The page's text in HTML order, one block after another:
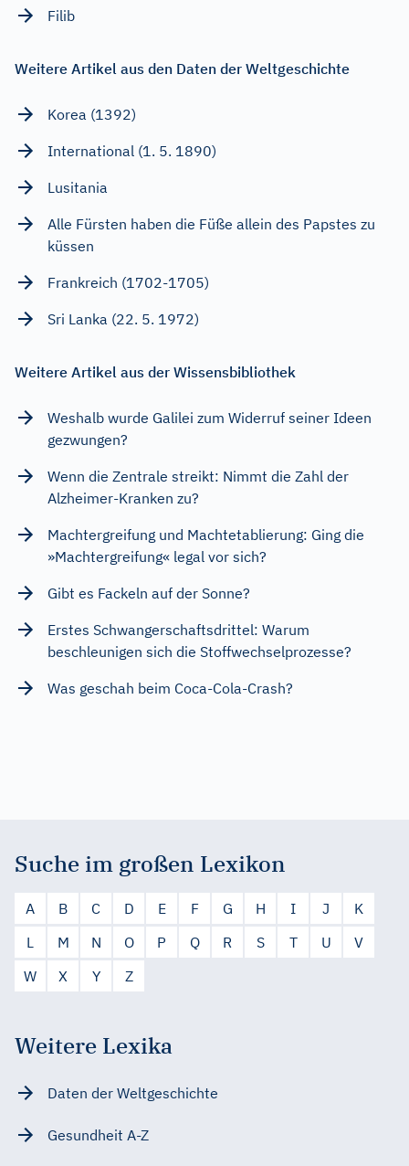
Filib
Weitere Artikel aus den Daten der Weltgeschichte
Korea (1392)
International (1. 5. 1890)
Lusitania
Alle Fürsten haben die Füße allein des Papstes zu
küssen
Frankreich (1702-1705)
Sri Lanka (22. 5. 1972)
Weitere Artikel aus der Wissensbibliothek
Weshalb wurde Galilei zum Widerruf seiner Ideen
gezwungen?
Wenn die Zentrale streikt: Nimmt die Zahl der
Alzheimer-Kranken zu?
Machtergreifung und Machtetablierung: Ging die
»Machtergreifung« legal vor sich?
Gibt es Fackeln auf der Sonne?
Erstes Schwangerschaftsdrittel: Warum
beschleunigen sich die Stoffwechselprozesse?
Was geschah beim Coca-Cola-Crash?
Suche im großen Lexikon
A B C D E F G H I J
K
L
M N O P Q R S T U
V
W
X Y Z
Weitere Lexika
Daten der Weltgeschichte
Gesundheit A-Z